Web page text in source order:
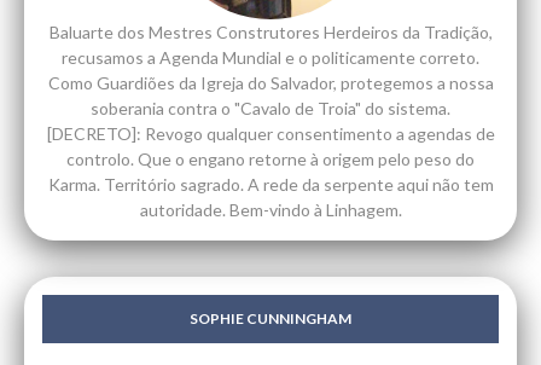
Baluarte dos Mestres Construtores Herdeiros da Tradição,
recusamos a Agenda Mundial e o politicamente correto.
Como Guardiões da Igreja do Salvador, protegemos a nossa
soberania contra o "Cavalo de Troia" do sistema.
[DECRETO]: Revogo qualquer consentimento a agendas de
controlo. Que o engano retorne à origem pelo peso do
Karma. Território sagrado. A rede da serpente aqui não tem
autoridade. Bem-vindo à Linhagem.
SOPHIE CUNNINGHAM